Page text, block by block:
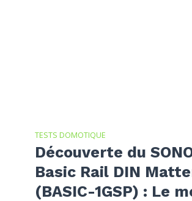
TESTS DOMOTIQUE
Découverte du
Basic Rail DIN
(BASIC-1GSP) : Le